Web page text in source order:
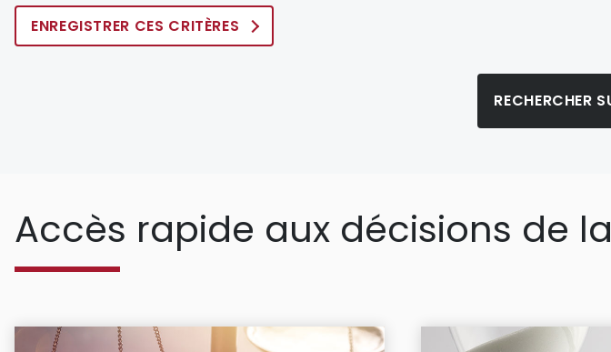
ENREGISTRER CES CRITÈRES
Accès rapide aux décisions de la